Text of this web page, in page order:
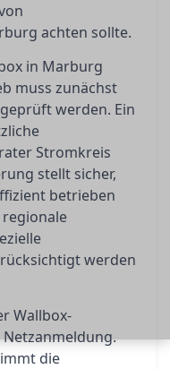
achten sollte.
in Marburg
muss zunächst
werden. Ein
Stromkreis
stellt sicher,
betrieben
werden
Wallbox-
die